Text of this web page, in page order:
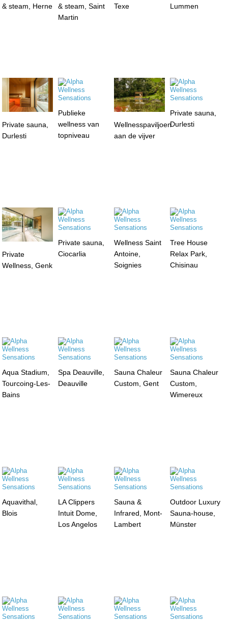
& steam, Herne
& steam, Saint
Martin
Texe
Lummen
Private sauna,
Durlesti
Publieke
wellness van
topniveau
Wellnesspaviljoen
aan de vijver
Private sauna,
Durlesti
Private
Wellness, Genk
Private sauna,
Ciocarlia
Wellness Saint
Antoine,
Soignies
Tree House
Relax Park,
Chisinau
Aqua Stadium,
Tourcoing-Les-
Bains
Spa Deauville,
Deauville
Sauna Chaleur
Custom, Gent
Sauna Chaleur
Custom,
Wimereux
Aquavithal,
Blois
LA Clippers
Intuit Dome,
Los Angelos
Sauna &
Infrared, Mont-
Lambert
Outdoor Luxury
Sauna-house,
Münster